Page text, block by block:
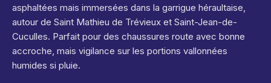
asphaltées mais immersées dans la garrigue héraultaise,
autour de Saint Mathieu de Trévieux et Saint-Jean-de-
Cuculles. Parfait pour des chaussures route avec bonne
accroche, mais vigilance sur les portions vallonnées
humides si pluie.